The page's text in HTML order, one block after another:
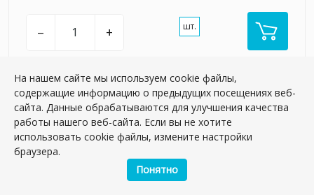
– + шт.
На нашем сайте мы используем cookie файлы,
содержащие информацию о предыдущих посещениях веб-
сайта. Данные обрабатываются для улучшения качества
работы нашего веб-сайта. Если вы не хотите
использовать cookie файлы, измените настройки
браузера.
Понятно